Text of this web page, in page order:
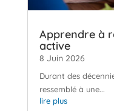
Apprendre à
active
8 Juin 2026
Durant des
ressemblé à une...
lire plus